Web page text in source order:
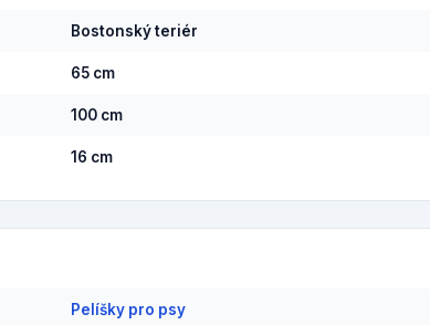
Bostonský teriér
65 cm
100 cm
16 cm
Pelíšky pro psy